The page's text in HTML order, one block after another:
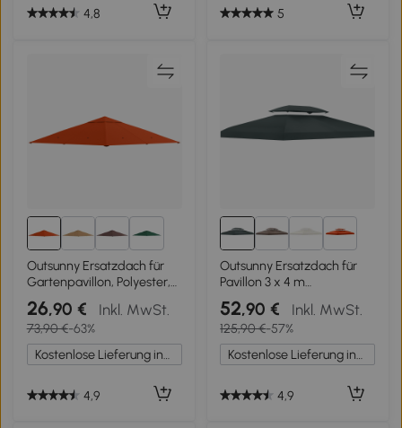
4,8 5
2+
Outsunny Ersatzdach für
Gartenpavillon, Polyester,
2,98 x 2,98 m, Orange
26,90 € Inkl. MwSt.
73,90 €-63%
Kostenlose Lieferung innerhalb Deutschlands
4,9
4+
Outsunny Ersatzdach für
Pavillon 3 x 4 m
wasserabweisend
Pavillondach mit
Doppeldach Ersatzbezug
für Gartenpavillon
Ersatzteile aus Polyester-
52,90 € Inkl. MwSt.
125,90 €-57%
Kostenlose Lieferung innerhalb Deutschlands
4,9